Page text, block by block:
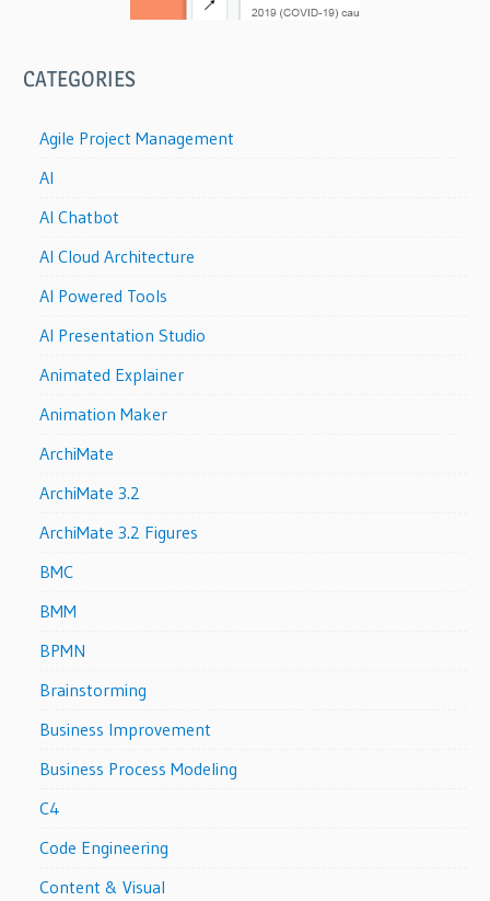
CATEGORIES
Agile Project Management
AI
AI Chatbot
AI Cloud Architecture
AI Powered Tools
AI Presentation Studio
Animated Explainer
Animation Maker
ArchiMate
ArchiMate 3.2
ArchiMate 3.2 Figures
BMC
BMM
BPMN
Brainstorming
Business Improvement
Business Process Modeling
C4
Code Engineering
Content & Visual